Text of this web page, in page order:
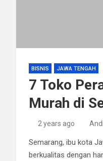
BISNIS JAWA TENGAH
7 Toko
Murah di
2 years ago
Semarang, ibu kota
berkualitas dengan